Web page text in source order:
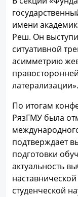
имени
Реш. Он
ситуативной
асимметрию
латерализации».
По итогам
РязГМУ была
подтверждает
подготовки
актуальность
студенческой